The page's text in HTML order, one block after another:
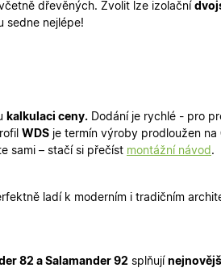
dřevěných. Zvolit lze izolační
sedne nejlépe!
kalkulaci ceny. Dodání je rychlé - pro
WDS je termín výroby prodloužen na
sami – stačí si přečíst montážní návod .
ladí k moderním i tradičním
82 a Salamander 92 splňují
jako je přihlášení uživatele a správa účtu.
používá k jedinečné identifikaci zařízení, která mají
cookie slouží k zobrazení specifické verze stránky a
uživatelský zážitek.
webových stránek.